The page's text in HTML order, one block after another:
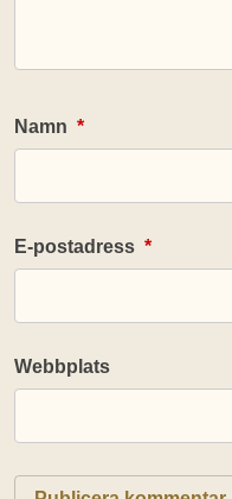
Namn *
E-postadress *
Webbplats